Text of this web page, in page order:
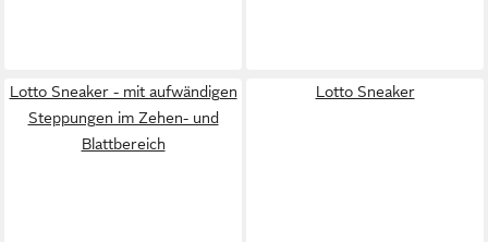
Lotto Sneaker - mit aufwändigen
Steppungen im Zehen- und
Blattbereich
Lotto Sneaker